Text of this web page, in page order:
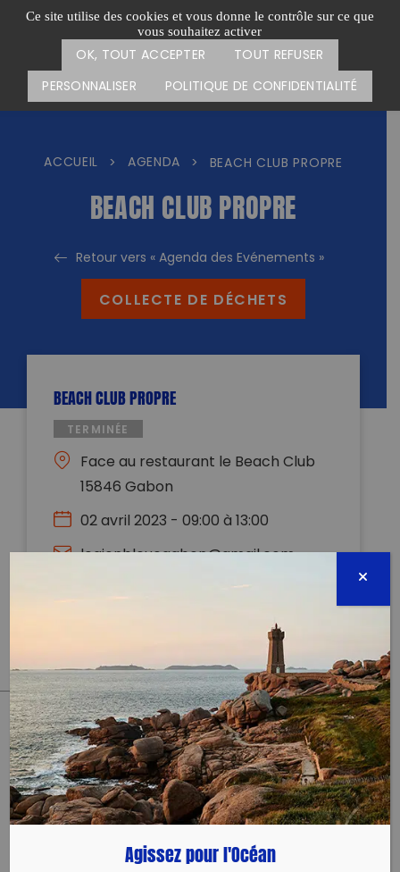
Ce site utilise des cookies et vous donne le contrôle sur ce que
vous souhaitez activer
OK, TOUT ACCEPTER
TOUT REFUSER
PERSONNALISER
POLITIQUE DE CONFIDENTIALITÉ
Passer
Menu
CARTE DES ACTIONS FAIRE UN DON
ACCUEIL > AGENDA > BEACH CLUB PROPRE
BEACH CLUB PROPRE
Retour vers « Agenda des Evénements »
COLLECTE DE DÉCHETS
BEACH CLUB PROPRE
TERMINÉE
Face au restaurant le Beach Club
15846 Gabon
02 avril 2023 - 09:00 à 13:00
legionbleuegabon@gmail.com
PARTAGER CET ARTICLE:
Partager sur Facebook
Partager sur
Twitter
Envoyer à
un ami
Copy to clipboard
Agissez pour l'Océan